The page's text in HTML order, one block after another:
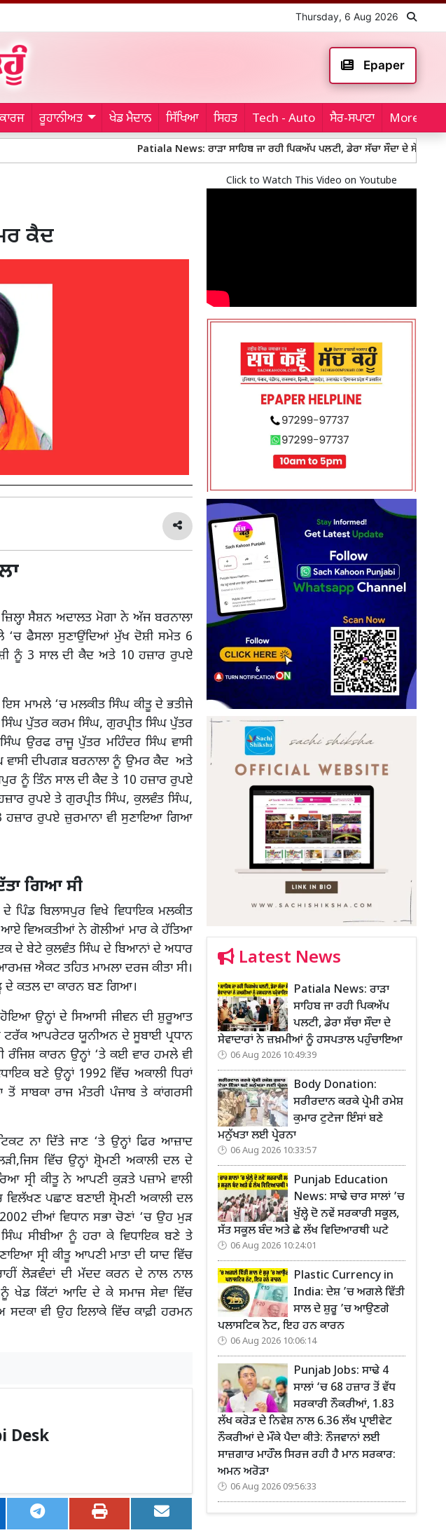
Thursday, 6 Aug 2026
Epaper
ਰੂਹਾਨੀਅਤ ਖੇਡ ਮੈਦਾਨ ਸਿੱਖਿਆ ਸਿਹਤ Tech - Auto ਸੈਰ-ਸਪਾਟਾ More...
Patiala News: ਰਾੜਾ ਸਾਹਿਬ ਜਾ ਰਹੀ ਪਿਕਅੱਪ ਪਲਟੀ, ਡੇਰਾ ਸੱਚਾ ਸੌਦਾ ਦੇ ਸੇਵਾਦਾਰਾਂ ਨੇ
ਕੈਦ
ਜ਼ਿਲ੍ਹਾ ਸੈਸ਼ਨ ਅਦਾਲਤ ਮੋਗਾ ਨੇ ਅੱਜ ਬਰਨਾਲਾ
‘ਚ ਫੈਸਲਾ ਸੁਣਾਉਂਦਿਆਂ ਮੁੱਖ ਦੋਸ਼ੀ ਸਮੇਤ 6
ਨੂੰ 3 ਸਾਲ ਦੀ ਕੈਦ ਅਤੇ 10 ਹਜ਼ਾਰ ਰੁਪਏ
ਮਾਮਲੇ ‘ਚ ਮਲਕੀਤ ਸਿੰਘ ਕੀਤੂ ਦੇ ਭਤੀਜੇ
ਪੁੱਤਰ ਕਰਮ ਸਿੰਘ, ਗੁਰਪ੍ਰੀਤ ਸਿੰਘ ਪੁੱਤਰ
ਉਰਫ ਰਾਜੂ ਪੁੱਤਰ ਮਹਿੰਦਰ ਸਿੰਘ ਵਾਸੀ
ਦੀਪਗੜ ਬਰਨਾਲਾ ਨੂੰ ਉਮਰ ਕੈਦ ਅਤੇ
ਨੂੰ ਤਿੰਨ ਸਾਲ ਦੀ ਕੈਦ ਤੇ 10 ਹਜ਼ਾਰ ਰੁਪਏ
ਰੁਪਏ ਤੇ ਗੁਰਪ੍ਰੀਤ ਸਿੰਘ, ਕੁਲਵੰਤ ਸਿੰਘ,
ਰੁਪਏ ਜ਼ੁਰਮਾਨਾ ਵੀ ਸੁਣਾਇਆ ਗਿਆ
ਗਿਆ ਸੀ
ਬਿਲਾਸਪੁਰ ਵਿਖੇ ਵਿਧਾਇਕ ਮਲਕੀਤ
ਆਏ ਵਿਅਕਤੀਆਂ ਨੇ ਗੋਲੀਆਂ ਮਾਰ ਕੇ ਹੱਤਿਆ
ਦੇ ਬੇਟੇ ਕੁਲਵੰਤ ਸਿੰਘ ਦੇ ਬਿਆਨਾਂ ਦੇ ਅਧਾਰ
ਐਕਟ ਤਹਿਤ ਮਾਮਲਾ ਦਰਜ ਕੀਤਾ ਸੀ।
ਦੇ ਕਤਲ ਦਾ ਕਾਰਨ ਬਣ ਗਿਆ।
ਹੋਇਆ ਉਨ੍ਹਾਂ ਦੇ ਸਿਆਸੀ ਜੀਵਨ ਦੀ ਸ਼ੁਰੂਆਤ
ਆਪਰੇਟਰ ਯੂਨੀਅਨ ਦੇ ਸੂਬਾਈ ਪ੍ਰਧਾਨ
ਕਾਰਨ ਉਨ੍ਹਾਂ ‘ਤੇ ਕਈ ਵਾਰ ਹਮਲੇ ਵੀ
ਬਣੇ ਉਨ੍ਹਾਂ 1992 ਵਿੱਚ ਅਕਾਲੀ ਧਿਰਾਂ
ਸਾਬਕਾ ਰਾਜ ਮੰਤਰੀ ਪੰਜਾਬ ਤੇ ਕਾਂਗਰਸੀ
ਨਾ ਦਿੱਤੇ ਜਾਣ ‘ਤੇ ਉਨ੍ਹਾਂ ਫਿਰ ਆਜ਼ਾਦ
ਵਿੱਚ ਉਨ੍ਹਾਂ ਸ਼੍ਰੋਮਣੀ ਅਕਾਲੀ ਦਲ ਦੇ
ਸ੍ਰੀ ਕੀਤੂ ਨੇ ਆਪਣੀ ਕੁੜਤੇ ਪਜ਼ਾਮੇ ਵਾਲੀ
ਪਛਾਣ ਬਣਾਈ ਸ਼੍ਰੋਮਣੀ ਅਕਾਲੀ ਦਲ
ਦੀਆਂ ਵਿਧਾਨ ਸਭਾ ਚੋਣਾਂ ‘ਚ ਉਹ ਮੁੜ
ਸਿੰਘ ਸੀਬੀਆ ਨੂੰ ਹਰਾ ਕੇ ਵਿਧਾਇਕ ਬਣੇ ਤੇ
ਸ੍ਰੀ ਕੀਤੂ ਆਪਣੀ ਮਾਤਾ ਦੀ ਯਾਦ ਵਿੱਚ
ਲੋੜਵੰਦਾਂ ਦੀ ਮੱਦਦ ਕਰਨ ਦੇ ਨਾਲ ਨਾਲ
ਖੇਡ ਕਿੱਟਾਂ ਆਦਿ ਦੇ ਕੇ ਸਮਾਜ ਸੇਵਾ ਵਿੱਚ
ਵੀ ਉਹ ਇਲਾਕੇ ਵਿੱਚ ਕਾਫ਼ੀ ਹਰਮਨ
Desk
Click to Watch This Video on Youtube
Latest News
Patiala News: ਰਾੜਾ
ਸਾਹਿਬ ਜਾ ਰਹੀ ਪਿਕਅੱਪ
ਪਲਟੀ, ਡੇਰਾ ਸੱਚਾ ਸੌਦਾ ਦੇ
ਸੇਵਾਦਾਰਾਂ ਨੇ ਜ਼ਖ਼ਮੀਆਂ ਨੂੰ ਹਸਪਤਾਲ ਪਹੁੰਚਾਇਆ
06 Aug 2026 10:49:39
Body Donation:
ਸਰੀਰਦਾਨ ਕਰਕੇ ਪ੍ਰੇਮੀ ਰਮੇਸ਼
ਕੁਮਾਰ ਟੁਟੇਜਾ ਇੰਸਾਂ ਬਣੇ
ਮਨੁੱਖਤਾ ਲਈ ਪ੍ਰੇਰਨਾ
06 Aug 2026 10:33:57
Punjab Education
News: ਸਾਢੇ ਚਾਰ ਸਾਲਾਂ ’ਚ
ਖੁੱਲ੍ਹੇ ਦੋ ਨਵੇਂ ਸਰਕਾਰੀ ਸਕੂਲ,
ਸੱਤ ਸਕੂਲ ਬੰਦ ਅਤੇ ਛੇ ਲੱਖ ਵਿਦਿਆਰਥੀ ਘਟੇ
06 Aug 2026 10:24:01
Plastic Currency in
India: ਦੇਸ਼ ’ਚ ਅਗਲੇ ਵਿੱਤੀ
ਸਾਲ ਦੇ ਸ਼ੁਰੂ ’ਚ ਆਉਣਗੇ
ਪਲਾਸਟਿਕ ਨੋਟ, ਇਹ ਹਨ ਕਾਰਨ
06 Aug 2026 10:06:14
Punjab Jobs: ਸਾਢੇ 4
ਸਾਲਾਂ ‘ਚ 68 ਹਜ਼ਾਰ ਤੋਂ ਵੱਧ
ਸਰਕਾਰੀ ਨੌਕਰੀਆਂ, 1.83
ਲੱਖ ਕਰੋੜ ਦੇ ਨਿਵੇਸ਼ ਨਾਲ 6.36 ਲੱਖ ਪ੍ਰਾਈਵੇਟ
ਨੌਕਰੀਆਂ ਦੇ ਮੌਕੇ ਪੈਦਾ ਕੀਤੇ: ਨੌਜਵਾਨਾਂ ਲਈ
ਸਾਜ਼ਗਾਰ ਮਾਹੌਲ ਸਿਰਜ ਰਹੀ ਹੈ ਮਾਨ ਸਰਕਾਰ:
ਅਮਨ ਅਰੋੜਾ
06 Aug 2026 09:56:33